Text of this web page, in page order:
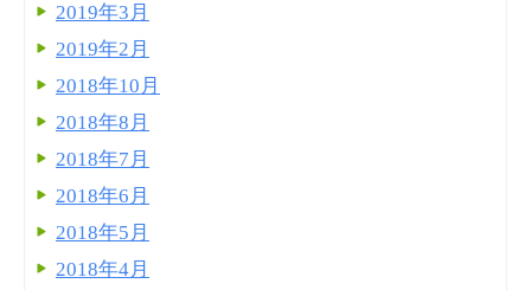
2019年3月
2019年2月
2018年10月
2018年8月
2018年7月
2018年6月
2018年5月
2018年4月